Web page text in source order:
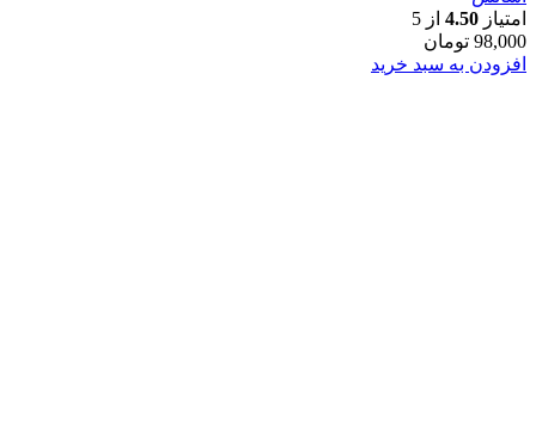
امتیاز 4.50 از 5
98,000 تومان
افزودن به سبد خرید